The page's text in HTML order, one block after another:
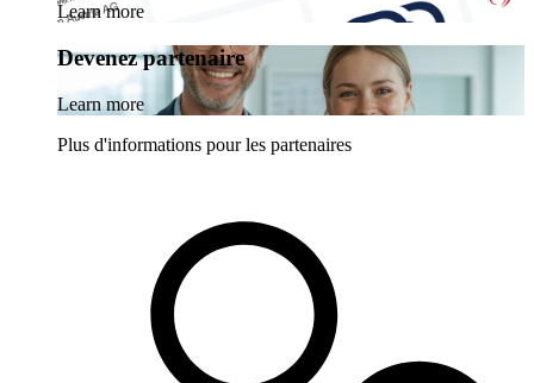
Learn more
Devenez partenaire
Learn more
Plus d'informations pour les partenaires